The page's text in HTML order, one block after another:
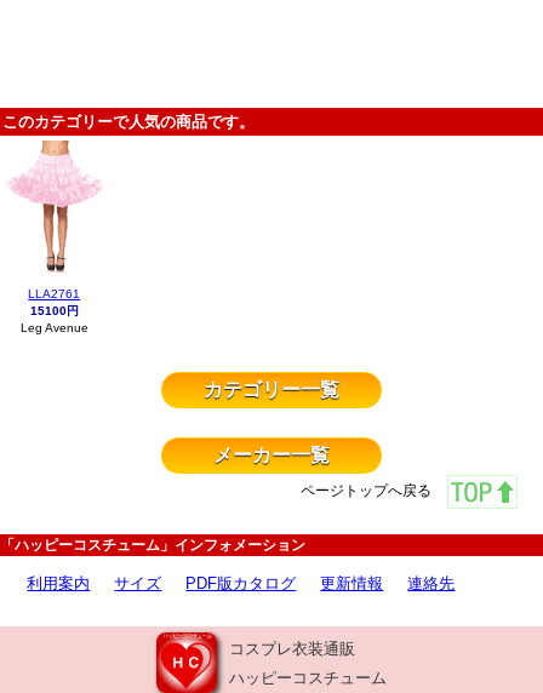
このカテゴリーで人気の商品です。
LLA2761
15100円
Leg Avenue
カテゴリー一覧
メーカー一覧
ページトップへ戻る
「ハッピーコスチューム」インフォメーション
利用案内 サイズ PDF版カタログ 更新情報 連絡先
コスプレ衣装通販
ハッピーコスチューム